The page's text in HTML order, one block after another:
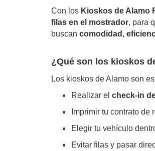
Con los Kioskos de Alamo
filas en el mostrador, para
buscan comodidad,
¿Qué son los kioskos
Los kioskos de Alamo son
Realizar el check-in
Imprimir tu contrato de
Elegir tu vehículo
Evitar filas y pasar